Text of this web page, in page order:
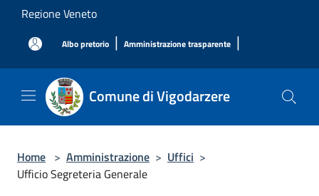
Salta al contenuto principale
Regione Veneto
Albo pretorio | Amministrazione trasparente |
Comune di Vigodarzere
Home > Amministrazione > Uffici >
Ufficio Segreteria Generale